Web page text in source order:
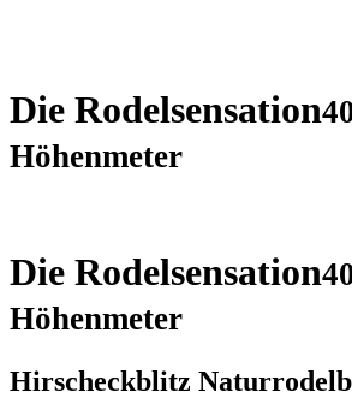
Die Rodelsensation
Höhenmeter
Die Rodelsensation
Höhenmeter
Hirscheckblitz